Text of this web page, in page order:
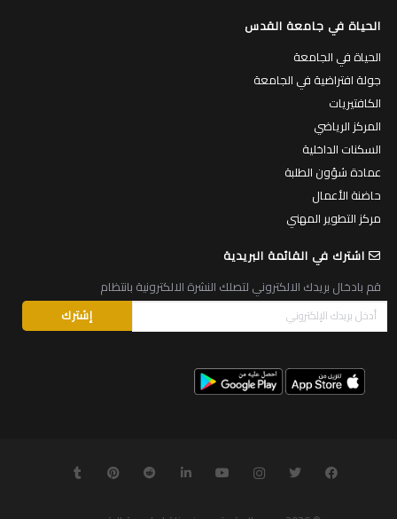
الحياة في جامعة القدس
الحياة في الجامعة
جولة افتراضية في الجامعة
الكافتيريات
المركز الرياضي
السكنات الداخلية
عمادة شؤون الطلبة
حاضنة الأعمال
مركز التطوير المهني
اشترك في القائمة البريدية
قم بادخال بريدك الالكتروني لتصلك النشرة الالكترونية بانتظام